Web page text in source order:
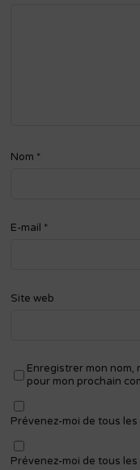
Nom *
E-mail *
Site web
Enregistrer mon nom,
pour mon prochain
Prévenez-moi de tous
Prévenez-moi de tous